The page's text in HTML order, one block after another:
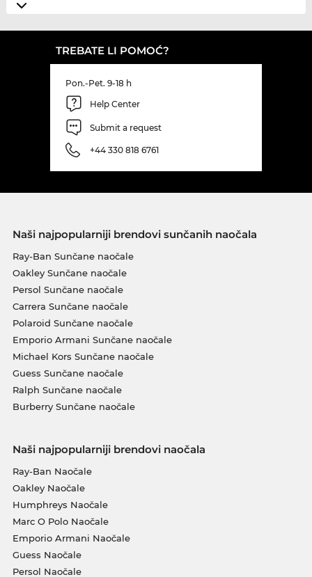
TREBATE LI POMOĆ?
Pon.-Pet. 9-18 h
Help Center
Submit a request
+44 330 818 6761
Naši najpopularniji brendovi sunčanih naočala
Ray-Ban Sunčane naočale
Oakley Sunčane naočale
Persol Sunčane naočale
Carrera Sunčane naočale
Polaroid Sunčane naočale
Emporio Armani Sunčane naočale
Michael Kors Sunčane naočale
Guess Sunčane naočale
Ralph Sunčane naočale
Burberry Sunčane naočale
Naši najpopularniji brendovi naočala
Ray-Ban Naočale
Oakley Naočale
Humphreys Naočale
Marc O Polo Naočale
Emporio Armani Naočale
Guess Naočale
Persol Naočale